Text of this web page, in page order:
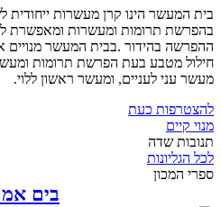
בית המעשר הינו קרן מעשרות
בהפרשת תרומות ומעשרות ומאפשרת
ההפרשה בהידור .בבית המעשר מנויים
חילול מטבע בעת הפרשת תרומות
מעשר עני לעניים, ומעשר ראשון ללוי.
להצטרפות כעת
מנוי קיים
תנובות שדה
לכל הגליונות
ספרי המכון
בים